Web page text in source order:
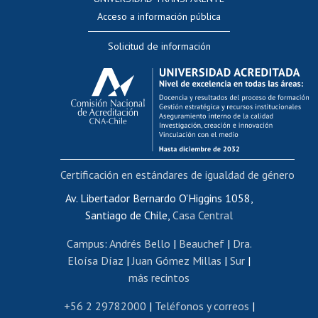
Evaluación docente
Calificación académica
Postulación al AUCAI
Funcionarias/os
Cursos internos de capacitación
Bienestar del personal
Portal de movilidad interna
Certificado de renta
Certificado de renta honorarios
Editar páginas blancas
Extranjeras/os
Revalidación y reconocimiento de títulos
Acceso a información pública
Solicitud de información
Av. Libertador Bernardo O'Higgins 1058,
Santiago de Chile, Casa Central
Campus: Andrés Bello | Beauchef| Dra.
Eloísa Díaz |Juan Gómez Millas | Sur |
más recintos
+56 2 29782000 | Teléfonos y correos |
Certificación en estándares de igualdad de género